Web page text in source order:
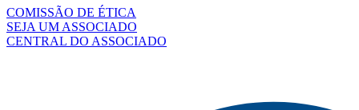
COMISSÃO DE ÉTICA
SEJA UM ASSOCIADO
CENTRAL DO ASSOCIADO